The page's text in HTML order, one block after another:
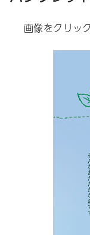
画像をクリッ